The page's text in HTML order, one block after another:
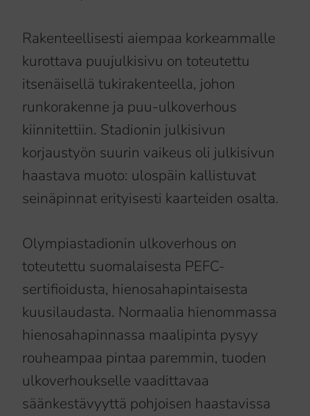
Rakenteellisesti aiempaa korkeammalle
kurottava puujulkisivu on toteutettu
itsenäisellä tukirakenteella, johon
runkorakenne ja puu-ulkoverhous
kiinnitettiin. Stadionin julkisivun
korjaustyön suurin vaikeus oli julkisivun
haastava muoto: ulospäin kallistuvat
seinäpinnat erityisesti kaarteiden osalta.
Olympiastadionin ulkoverhous on
toteutettu suomalaisesta PEFC-
sertifioidusta, hienosahapintaisesta
kuusilaudasta. Normaalia hienommassa
hienosahapinnassa maalipinta pysyy
rouheampaa pintaa paremmin, tuoden
ulkoverhoukselle vaadittavaa
säänkestävyyttä pohjoisen haastavissa